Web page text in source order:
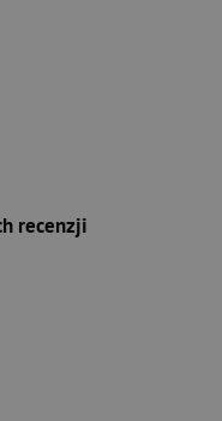
recenzji